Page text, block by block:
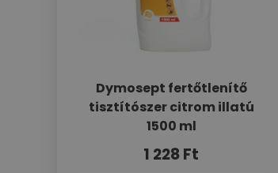
Dymosept fertőtlenítő
tisztítószer citrom illatú
1500 ml
1 228Ft